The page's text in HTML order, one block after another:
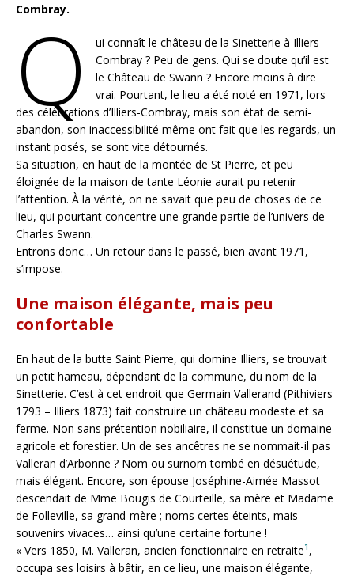
Combray.
Q
ui connaît le château de la Sinetterie à Illiers-
Combray ? Peu de gens. Qui se doute qu’il est
le Château de Swann ? Encore moins à dire
vrai. Pourtant, le lieu a été noté en 1971, lors
des célébrations d’Illiers-Combray, mais son état de semi-
abandon, son inaccessibilité même ont fait que les regards, un
instant posés, se sont vite détournés.
Sa situation, en haut de la montée de St Pierre, et peu
éloignée de la maison de tante Léonie aurait pu retenir
l’attention. À la vérité, on ne savait que peu de choses de ce
lieu, qui pourtant concentre une grande partie de l’univers de
Charles Swann.
Entrons donc… Un retour dans le passé, bien avant 1971,
s’impose.
Une maison élégante, mais peu
confortable
En haut de la butte Saint Pierre, qui domine Illiers, se trouvait
un petit hameau, dépendant de la commune, du nom de la
Sinetterie. C’est à cet endroit que Germain Vallerand (Pithiviers
1793 – Illiers 1873) fait construire un château modeste et sa
ferme. Non sans prétention nobiliaire, il constitue un domaine
agricole et forestier. Un de ses ancêtres ne se nommait-il pas
Valleran d’Arbonne ? Nom ou surnom tombé en désuétude,
mais élégant. Encore, son épouse Joséphine-Aimée Massot
descendait de Mme Bougis de Courteille, sa mère et Madame
de Folleville, sa grand-mère ; noms certes éteints, mais
souvenirs vivaces… ainsi qu’une certaine fortune !
« Vers 1850, M. Valleran, ancien fonctionnaire en retraite1 ,
occupa ses loisirs à bâtir, en ce lieu, une maison élégante,